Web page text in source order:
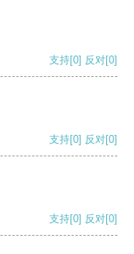
支持[0] 反对[0]
支持[0] 反对[0]
支持[0] 反对[0]